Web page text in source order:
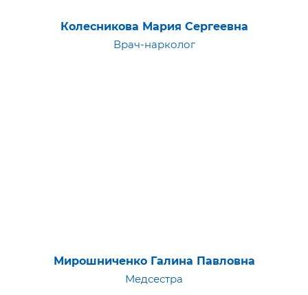
Колесникова Мария Сергеевна
Врач-нарколог
Мирошниченко Галина Павловна
Медсестра